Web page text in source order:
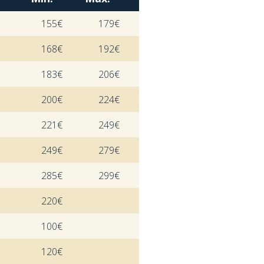
155€
179€
168€
192€
183€
206€
200€
224€
221€
249€
249€
279€
285€
299€
220€
100€
120€